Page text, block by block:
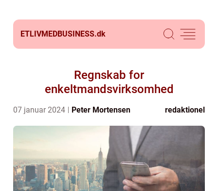
ETLIVMEDBUSINESS.dk
Regnskab for
enkeltmandsvirksomhed
07 januar 2024 Peter Mortensen redaktionel